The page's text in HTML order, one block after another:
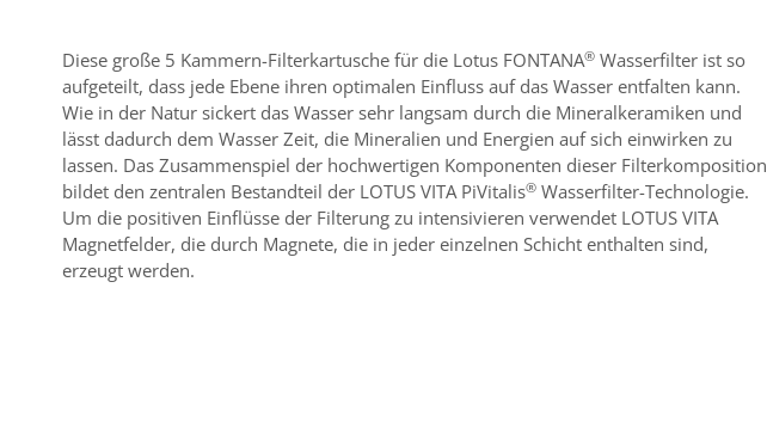
Diese große 5 Kammern-Filterkartusche für die Lotus FONTANA® Wasserfilter ist so
aufgeteilt, dass jede Ebene ihren optimalen Einfluss auf das Wasser entfalten kann.
Wie in der Natur sickert das Wasser sehr langsam durch die Mineralkeramiken und
lässt dadurch dem Wasser Zeit, die Mineralien und Energien auf sich einwirken zu
lassen. Das Zusammenspiel der hochwertigen Komponenten dieser Filterkomposition
bildet den zentralen Bestandteil der LOTUS VITA PiVitalis® Wasserfilter-Technologie.
Um die positiven Einflüsse der Filterung zu intensivieren verwendet LOTUS VITA
Magnetfelder, die durch Magnete, die in jeder einzelnen Schicht enthalten sind,
erzeugt werden.